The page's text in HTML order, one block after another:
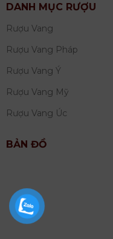
DANH MỤC RƯỢU
Rượu Vang
Rượu Vang Pháp
Rượu Vang Ý
Rượu Vang Mỹ
Rượu Vang Úc
BẢN ĐỒ